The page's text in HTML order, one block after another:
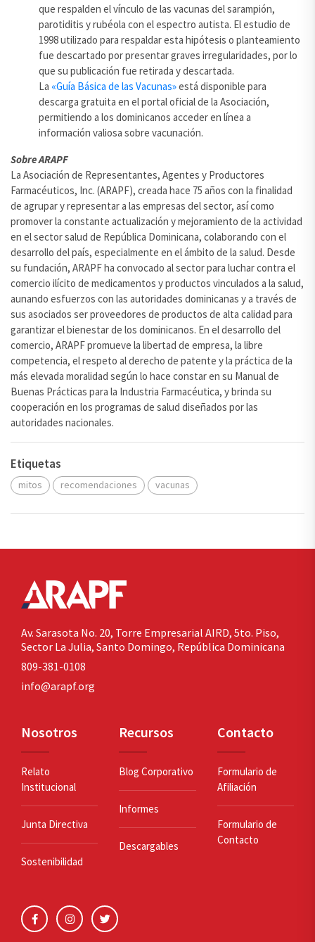
que respalden el vínculo de las vacunas del sarampión,
parotiditis y rubéola con el espectro autista. El estudio de
1998 utilizado para respaldar esta hipótesis o planteamiento
fue descartado por presentar graves irregularidades, por lo
que su publicación fue retirada y descartada.
La «Guía Básica de las Vacunas»está disponible para
descarga gratuita en el portal oficial de la Asociación,
permitiendo a los dominicanos acceder en línea a
información valiosa sobre vacunación.
Sobre ARAPF
La Asociación de Representantes, Agentes y Productores
Farmacéuticos, Inc. (ARAPF), creada hace 75 años con la finalidad
de agrupar y representar a las empresas del sector, así como
promover la constante actualización y mejoramiento de la actividad
en el sector salud de República Dominicana, colaborando con el
desarrollo del país, especialmente en el ámbito de la salud. Desde
su fundación, ARAPF ha convocado al sector para luchar contra el
comercio ilícito de medicamentos y productos vinculados a la salud,
aunando esfuerzos con las autoridades dominicanas y a través de
sus asociados ser proveedores de productos de alta calidad para
garantizar el bienestar de los dominicanos. En el desarrollo del
comercio, ARAPF promueve la libertad de empresa, la libre
competencia, el respeto al derecho de patente y la práctica de la
más elevada moralidad según lo hace constar en su Manual de
Buenas Prácticas para la Industria Farmacéutica, y brinda su
cooperación en los programas de salud diseñados por las
autoridades nacionales.
Etiquetas
mitos recomendaciones vacunas
Av. Sarasota No. 20, Torre Empresarial AIRD, 5to. Piso,
Sector La Julia, Santo Domingo, República Dominicana
809-381-0108
info@arapf.org
Nosotros
Relato
Institucional
Junta Directiva
Sostenibilidad
Recursos
Blog Corporativo
Informes
Descargables
Contacto
Formulario de
Afiliación
Formulario de
Contacto